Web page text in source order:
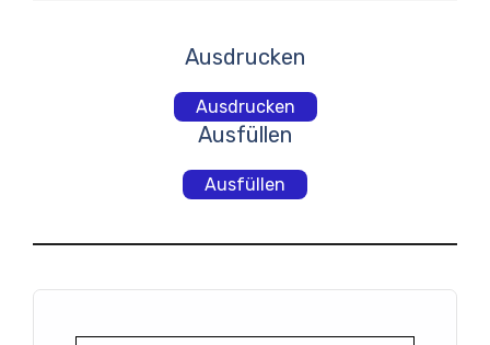
Ausdrucken
Ausdrucken
Ausfüllen
Ausfüllen